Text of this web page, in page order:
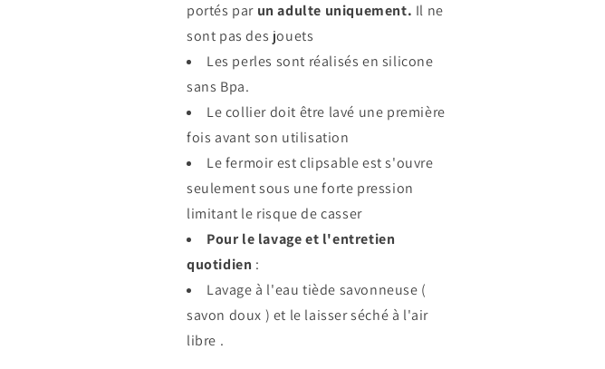
portés par un adulte uniquement. Il ne
sont pas des jouets
Les perles sont réalisés en silicone
sans Bpa.
Le collier doit être lavé une première
fois avant son utilisation
Le fermoir est clipsable est s'ouvre
seulement sous une forte pression
limitant le risque de casser
Pour le lavage et l'entretien
quotidien :
Lavage à l'eau tiède savonneuse (
savon doux ) et le laisser séché à l'air
libre .